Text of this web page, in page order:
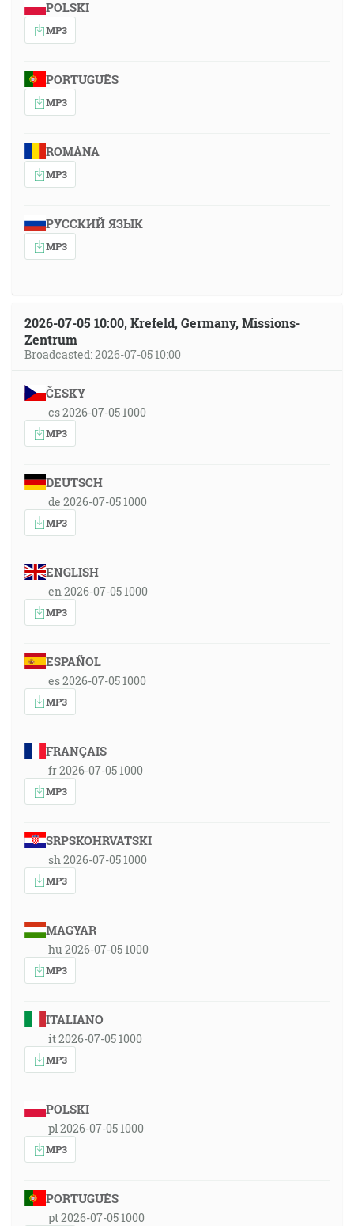
POLSKI
MP3
PORTUGUÊS
MP3
ROMÂNA
MP3
РУССКИЙ ЯЗЫК
MP3
2026-07-05 10:00, Krefeld, Germany, Missions-
Zentrum
Broadcasted: 2026-07-05 10:00
ČESKY
cs 2026-07-05 1000
MP3
DEUTSCH
de 2026-07-05 1000
MP3
ENGLISH
en 2026-07-05 1000
MP3
ESPAÑOL
es 2026-07-05 1000
MP3
FRANÇAIS
fr 2026-07-05 1000
MP3
SRPSKOHRVATSKI
sh 2026-07-05 1000
MP3
MAGYAR
hu 2026-07-05 1000
MP3
ITALIANO
it 2026-07-05 1000
MP3
POLSKI
pl 2026-07-05 1000
MP3
PORTUGUÊS
pt 2026-07-05 1000